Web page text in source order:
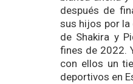
después de
sus hijos por la
de Shakira y
fines de 2022.
con ellos un
deportivos en